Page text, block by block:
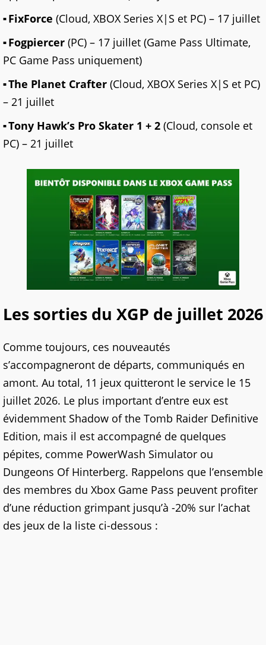
FixForce (Cloud, XBOX Series X|S et PC) – 17 juillet
Fogpiercer (PC) – 17 juillet (Game Pass Ultimate,
PC Game Pass uniquement)
The Planet Crafter (Cloud, XBOX Series X|S et PC)
– 21 juillet
Tony Hawk’s Pro Skater 1 + 2 (Cloud, console et
PC) – 21 juillet
Les sorties du XGP de juillet 2026
Comme toujours, ces nouveautés
s’accompagneront de départs, communiqués en
amont. Au total, 11 jeux quitteront le service le 15
juillet 2026. Le plus important d’entre eux est
évidemment Shadow of the Tomb Raider Definitive
Edition, mais il est accompagné de quelques
pépites, comme PowerWash Simulator ou
Dungeons Of Hinterberg. Rappelons que l’ensemble
des membres du Xbox Game Pass peuvent profiter
d’une réduction grimpant jusqu’à -20% sur l’achat
des jeux de la liste ci-dessous :